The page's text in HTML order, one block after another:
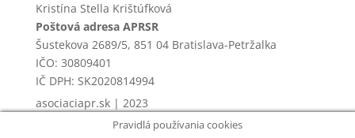
Kristína Stella Krištúfková
Poštová adresa APRSR
Šustekova 2689/5, 851 04 Bratislava-Petržalka
IČO: 30809401
IČ DPH: SK2020814994
asociaciapr.sk | 2023
Pravidlá používania cookies